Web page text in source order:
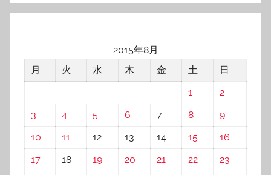
2015年8月
月
火 水 木 金 土
日
1
2
3
4 5 6 7 8
9
10
11 12 13 14 15
16
17
18 19 20 21 22
23